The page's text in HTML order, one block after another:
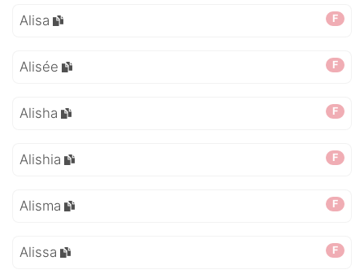
F
Alisa
F
Alisée
F
Alisha
F
Alishia
F
Alisma
F
Alissa